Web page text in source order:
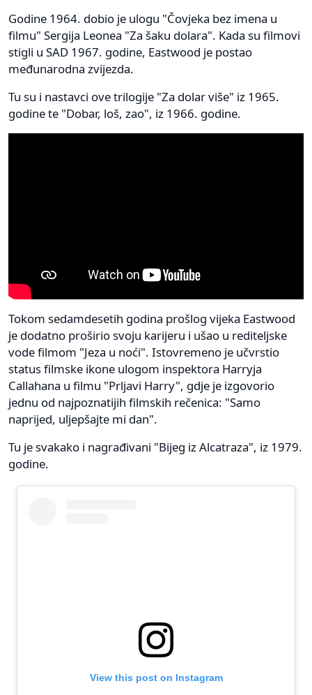
Godine 1964. dobio je ulogu "Čovjeka bez imena u
filmu" Sergija Leonea "Za šaku dolara". Kada su filmovi
stigli u SAD 1967. godine, Eastwood je postao
međunarodna zvijezda.
Tu su i nastavci ove trilogije "Za dolar više" iz 1965.
godine te "Dobar, loš, zao", iz 1966. godine.
Tokom sedamdesetih godina prošlog vijeka Eastwood
je dodatno proširio svoju karijeru i ušao u rediteljske
vode filmom "Jeza u noći". Istovremeno je učvrstio
status filmske ikone ulogom inspektora Harryja
Callahana u filmu "Prljavi Harry", gdje je izgovorio
jednu od najpoznatijih filmskih rečenica: "Samo
naprijed, uljepšajte mi dan".
Tu je svakako i nagrađivani "Bijeg iz Alcatraza", iz 1979.
godine.
View this post on Instagram